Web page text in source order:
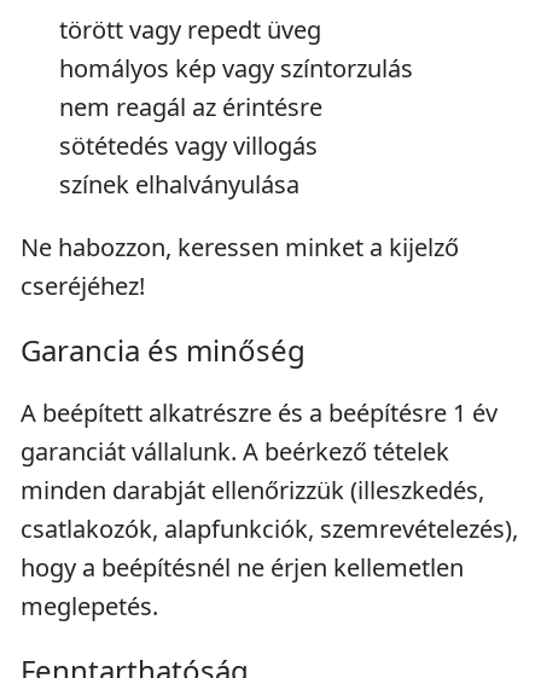
törött vagy repedt üveg
homályos kép vagy színtorzulás
nem reagál az érintésre
sötétedés vagy villogás
színek elhalványulása
Ne habozzon, keressen minket a kijelző
cseréjéhez!
Garancia és minőség
A beépített alkatrészre és a beépítésre 1 év
garanciát vállalunk. A beérkező tételek
minden darabját ellenőrizzük (illeszkedés,
csatlakozók, alapfunkciók, szemrevételezés),
hogy a beépítésnél ne érjen kellemetlen
meglepetés.